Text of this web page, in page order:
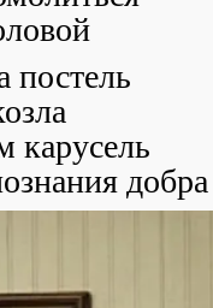
постель
карусель